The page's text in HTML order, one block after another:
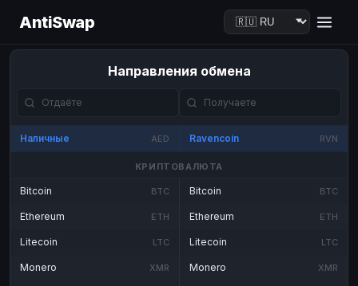
AntiSwap
Направления обмена
Наличные AED Ravencoin RVN
КРИПТОВАЛЮТА
Bitcoin BTC
Ethereum ETH
Litecoin LTC
Monero XMR
Bitcoin BTC
Ethereum ETH
Litecoin LTC
Monero XMR